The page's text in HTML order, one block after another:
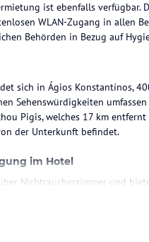
ist ebenfalls verfügbar.
WLAN-Zugang in allen
Behörden in Bezug auf
sich in Ágios Konstantínos,
Sehenswürdigkeiten
Pigis, welches 17 km
der Unterkunft befindet.
im Hotel
Nichtraucherzimmer und
und Handtücher werden